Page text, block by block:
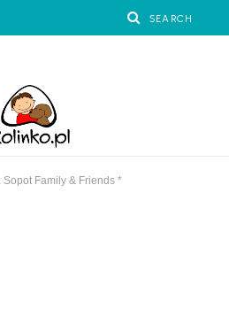
Sopot Family & Friends *